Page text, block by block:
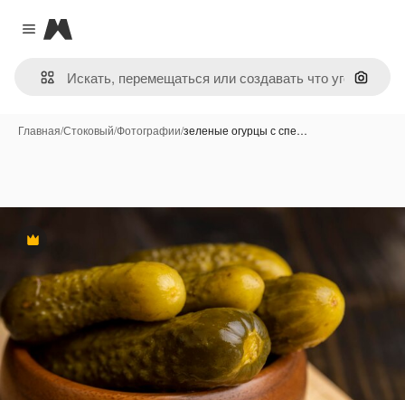
Close menu
Magnific
Поиск
Главная/Стоковый/Фотографии/зеленые огурцы с спе…
Премиум